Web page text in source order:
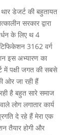
डेजर्ट की बहुतायत
सरकार द्वारा
के लिए थ 4
3162 वर्ग
इस अभ्यारण का
में पक्षी जगत की सबसे
ओर जा रही हैं
है बहुत सारे समाज
लोग लगातार कार्य
दे रहे हैं मेरा एक
तैयार होगी और